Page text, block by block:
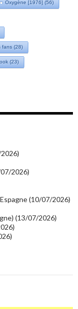
Oxygène [1976] (56)
fans (28)
(23)
80's
2026)
Espagne (10/07/2026)
(13/07/2026)